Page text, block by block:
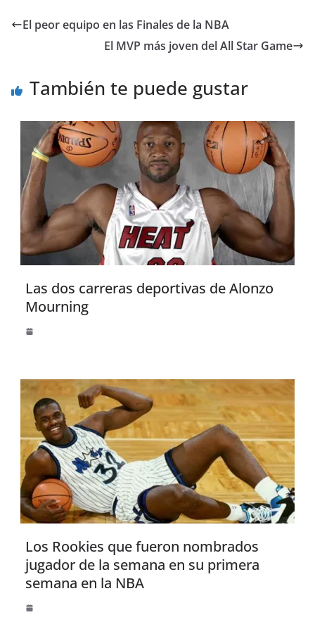
El peor equipo en las Finales de la NBA
El MVP más joven del All Star Game
También te puede gustar
Las dos carreras deportivas de Alonzo
Mourning
Los Rookies que fueron nombrados
jugador de la semana en su primera
semana en la NBA